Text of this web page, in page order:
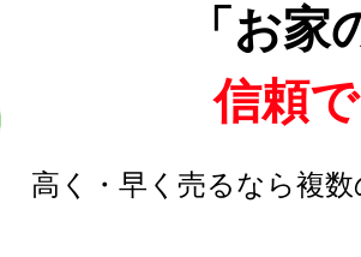
「お
信頼
高く・早く売るなら複